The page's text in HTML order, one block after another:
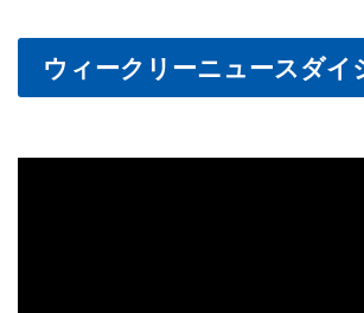
ウィークリーニュースダ